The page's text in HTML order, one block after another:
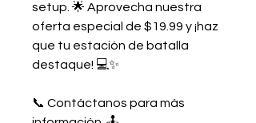
setup. 🌟 Aprovecha nuestra
oferta especial de $19.99 y ¡haz
que tu estación de batalla
destaque! 💻✨
📞 Contáctanos para más